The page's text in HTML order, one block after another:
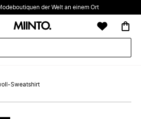
der Welt an einem Ort
Sweatshirt